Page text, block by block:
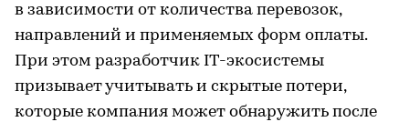
в зависимости от количества перевозок,
направлений и применяемых форм оплаты.
При этом разработчик IT-экосистемы
призывает учитывать и скрытые потери,
которые компания может обнаружить после